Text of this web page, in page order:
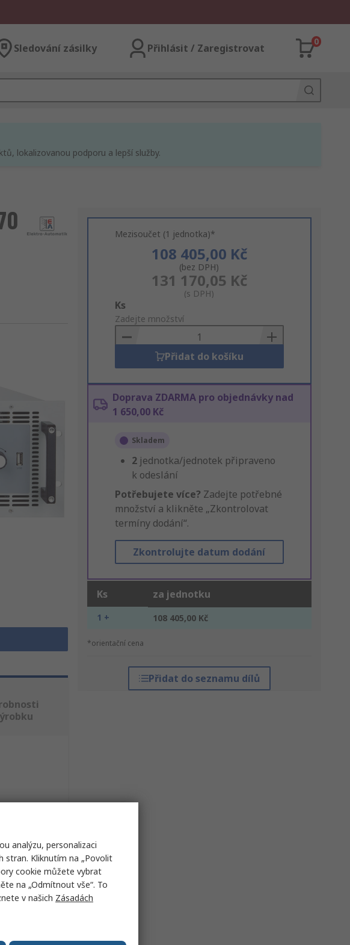
Sledování zásilky Přihlásit / Zaregistrovat
0
lokalizovanou podporu a lepší služby.
Mezisoučet (1 jednotka)*
108 405,00 Kč
(bez DPH)
131 170,05 Kč
(s DPH)
Add
to
Basket
Ks
Zadejte množství
Přidat do košíku
Doprava ZDARMA pro objednávky nad
1 650,00 Kč
Skladem
2 jednotka/jednotek připraveno
k odeslání
Potřebujete více? Zadejte potřebné
množství a klikněte „Zkontrolovat
termíny dodání“.
Zkontrolujte datum dodání
Ks za jednotku
1 + 108 405,00 Kč
*orientační cena
Přidat do seznamu dílů
analýzu, personalizaci
stran. Kliknutím na „Povolit
cookie můžete vybrat
na „Odmítnout vše“. To
v našich Zásadách